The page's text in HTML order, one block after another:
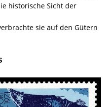
historische Sicht der
sie auf den Gütern